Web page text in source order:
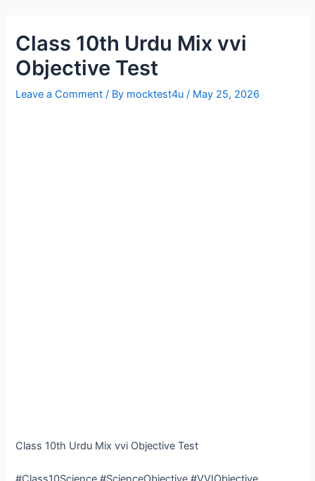
Class 10th Urdu Mix vvi
Objective Test
Leave a Comment / By mocktest4u / May 25, 2026
Class 10th Urdu Mix vvi Objective Test